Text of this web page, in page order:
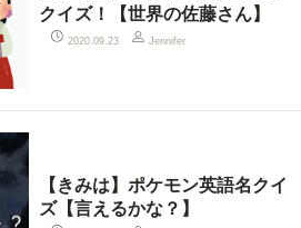
クイズ！【世界の佐藤さん】
2020.09.23 Jennifer
【きみは】ポケモン英語名クイ
ズ【言えるかな？】